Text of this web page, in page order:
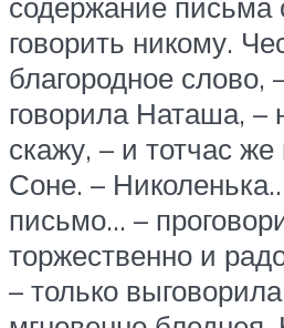
говорить никому.
благородное слово,
говорила Наташа, –
скажу, – и тотчас
Соне. –
письмо… –
торжественно и
– только